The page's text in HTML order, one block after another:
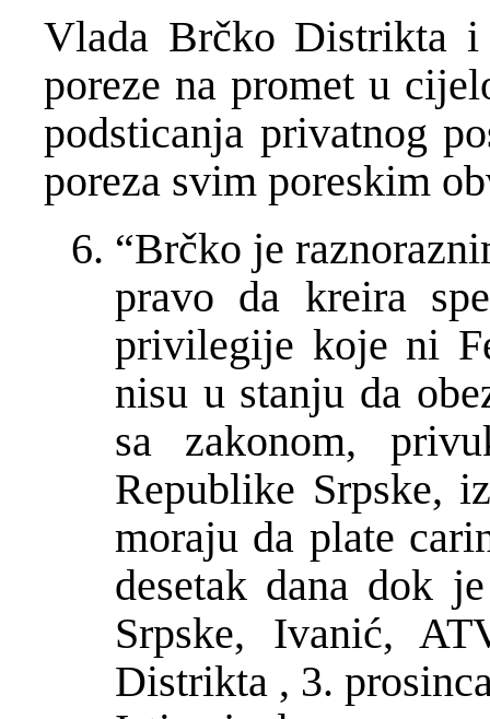
Vlada Brčko Distrikta i
poreze na promet u
podsticanja privatnog
poreza svim poreskim
“Brčko je
pravo da kreira
privilegije koje ni
nisu u stanju da
sa zakonom,
Republike Srpske,
moraju da plate
desetak dana dok
Srpske, Ivanić,
Distrikta , 3.